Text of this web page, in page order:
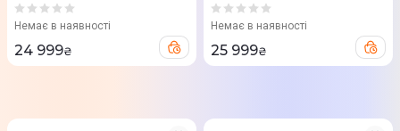
Немає в наявності
24 999₴
Немає в наявності
25 999₴